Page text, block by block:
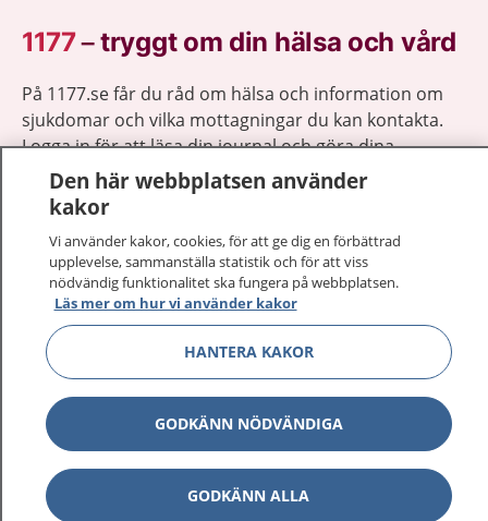
1177–tryggt om din hälsa och vård
På 1177.se får du råd om hälsa och information om
sjukdomar och vilka mottagningar du kan kontakta.
Logga in för att läsa din journal och göra dina
vårdärenden. Ring telefonnummer 1177 för
sjukvårdsrådgivning dygnet runt.
1177 på flera språk Visa
Om 1177 Visa
Kontakt Visa
Den här webbplatsen använder
kakor
Vi använder kakor, cookies, för att ge dig en förbättrad
upplevelse, sammanställa statistik och för att viss
nödvändig funktionalitet ska fungera på webbplatsen.
Läs mer om hur vi använder kakor
HANTERA KAKOR
GODKÄNN NÖDVÄNDIGA
GODKÄNN ALLA